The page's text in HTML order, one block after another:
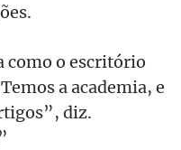
como o escritório
a academia, e
diz.